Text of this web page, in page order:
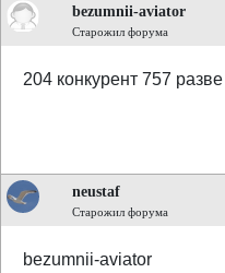
bezumnii-aviator
Старожил форума
204 конкурент 757
neustaf
Старожил форума
bezumnii-aviator